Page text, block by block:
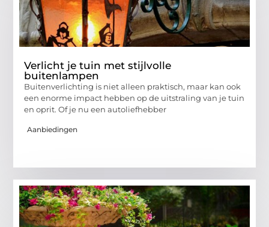
Verlicht je tuin met stijlvolle
buitenlampen
Buitenverlichting is niet alleen praktisch, maar kan ook
een enorme impact hebben op de uitstraling van je tuin
en oprit. Of je nu een autoliefhebber
Aanbiedingen